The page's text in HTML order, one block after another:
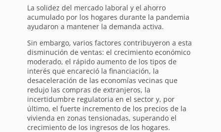
La solidez del mercado laboral y el ahorro
acumulado por los hogares durante la pandemia
ayudaron a mantener la demanda activa.
Sin embargo, varios factores contribuyeron a esta
disminución de ventas: el crecimiento económico
moderado, el rápido aumento de los tipos de
interés que encareció la financiación, la
desaceleración de las economías vecinas que
redujo las compras de extranjeros, la
incertidumbre regulatoria en el sector y, por
último, el fuerte incremento de los precios de la
vivienda en zonas tensionadas, superando el
crecimiento de los ingresos de los hogares.